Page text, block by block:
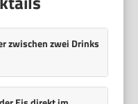
zwischen zwei Drinks